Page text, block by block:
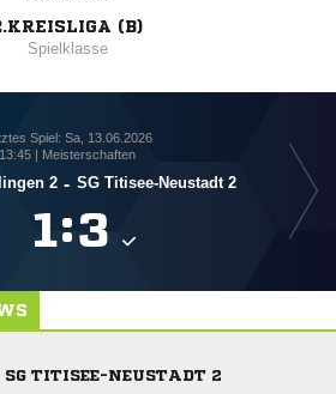
(B)
Spielklasse
Spiel: Sa, 13.06.2026
13:45 | Meisterschaften
2 - SG Titisee-Neustadt 2
:
TITISEE-NEUSTADT 2